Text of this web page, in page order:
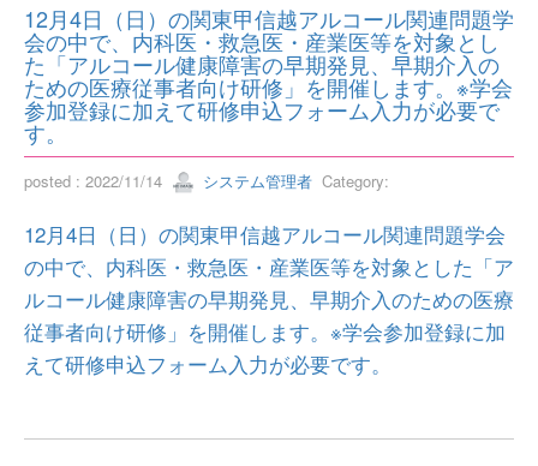
12月4日（日）の関東甲信越アルコール関連問題学
会の中で、内科医・救急医・産業医等を対象とし
た「アルコール健康障害の早期発見、早期介入の
ための医療従事者向け研修」を開催します。※学会
参加登録に加えて研修申込フォーム入力が必要で
す。
posted : 2022/11/14 システム管理者 Category:
12月4日（日）の関東甲信越アルコール関連問題学会
の中で、内科医・救急医・産業医等を対象とした「ア
ルコール健康障害の早期発見、早期介入のための医療
従事者向け研修」を開催します。※学会参加登録に加
えて研修申込フォーム入力が必要です。